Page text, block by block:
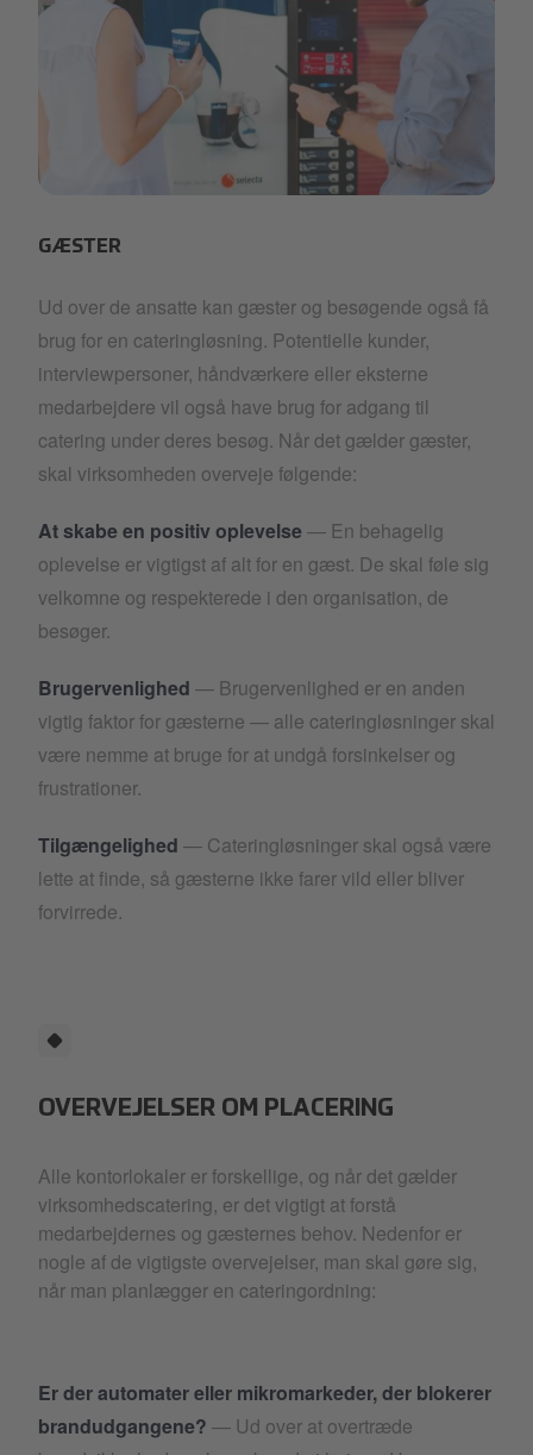
GÆSTER
Ud over de ansatte kan gæster og besøgende også få
brug for en cateringløsning. Potentielle kunder,
interviewpersoner, håndværkere eller eksterne
medarbejdere vil også have brug for adgang til
catering under deres besøg. Når det gælder gæster,
skal virksomheden overveje følgende:
At skabe en positiv oplevelse— En behagelig
oplevelse er vigtigst af alt for en gæst. De skal føle sig
velkomne og respekterede i den organisation, de
besøger.
Brugervenlighed — Brugervenlighed er en anden
vigtig faktor for gæsterne — alle cateringløsninger skal
være nemme at bruge for at undgå forsinkelser og
frustrationer.
Tilgængelighed — Cateringløsninger skal også være
lette at finde, så gæsterne ikke farer vild eller bliver
forvirrede.
OVERVEJELSER OM PLACERING
Alle kontorlokaler er forskellige, og når det gælder
virksomhedscatering, er det vigtigt at forstå
medarbejdernes og gæsternes behov. Nedenfor er
nogle af de vigtigste overvejelser, man skal gøre sig,
når man planlægger en cateringordning:
Er der automater eller mikromarkeder, der blokerer
brandudgangene? — Ud over at overtræde